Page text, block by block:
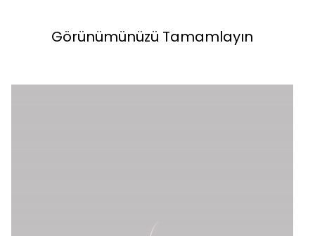
Görünümünüzü Tamamlayın